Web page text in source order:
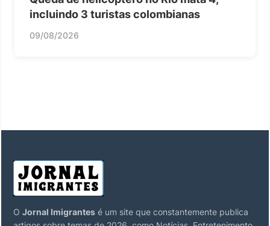
incluindo 3 turistas colombianas
09/08/2026
O Jornal Imigrantes é um site que constantemente publica